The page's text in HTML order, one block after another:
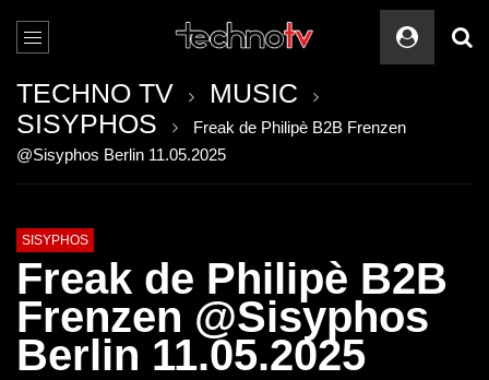
TECHNO TV
MUSIC
SISYPHOS
Freak de Philipè B2B Frenzen
@Sisyphos Berlin 11.05.2025
SISYPHOS
Freak de Philipè B2B
Frenzen @Sisyphos
Berlin 11.05.2025